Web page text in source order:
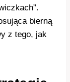
bierną
z tego, jak